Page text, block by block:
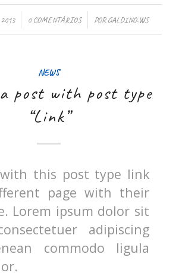
0 COMENTÁRIOS
/ PORGALDINO.WS
NEWS
post with post type
“Link”
this post type link
page with their
Lorem ipsum dolor sit
adipiscing
commodo ligula